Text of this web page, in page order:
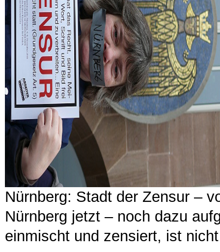
Nürnberg: Stadt der Zensur –
Nürnberg jetzt – noch dazu
einmischt und zensiert, ist nicht